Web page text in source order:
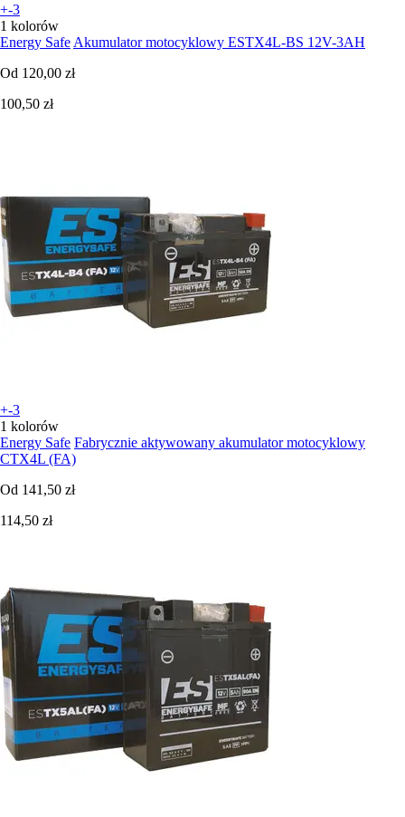
+-3
1 kolorów
Energy Safe Akumulator motocyklowy ESTX4L-BS 12V-3AH
Od 120,00 zł
100,50 zł
+-3
1 kolorów
Energy Safe Fabrycznie aktywowany akumulator motocyklowy
CTX4L (FA)
Od 141,50 zł
114,50 zł